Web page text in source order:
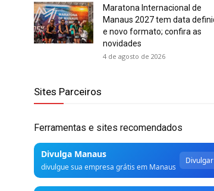
Maratona Internacional de
Manaus 2027 tem data
e novo formato; confira as
novidades
4 de agosto de 2026
Sites Parceiros
Ferramentas e sites recomendados
Divulga Manaus
divulgue sua empresa grátis em Manaus
Divulgar